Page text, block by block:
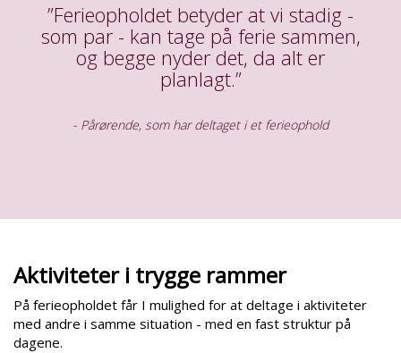
”Ferieopholdet betyder at vi stadig -
som par - kan tage på ferie sammen,
og begge nyder det, da alt er
planlagt.”
- Pårørende, som har deltaget i et ferieophold
Aktiviteter i trygge rammer
På ferieopholdet får I mulighed for at deltage i aktiviteter
med andre i samme situation - med en fast struktur på
dagene.